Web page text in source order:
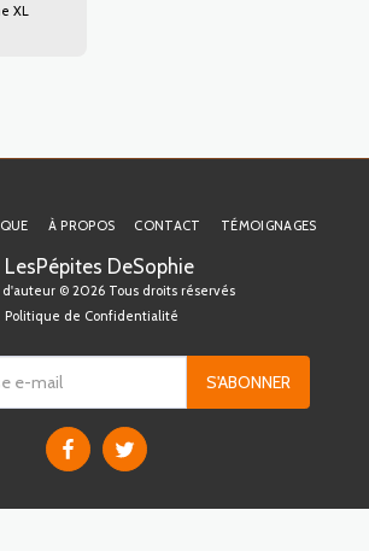
XL
LesPépites DeSophie
d'auteur © 2026 Tous droits réservés
Politique de Confidentialité
À PROPOS CONTACT TÉMOIGNAGES
S'ABONNER